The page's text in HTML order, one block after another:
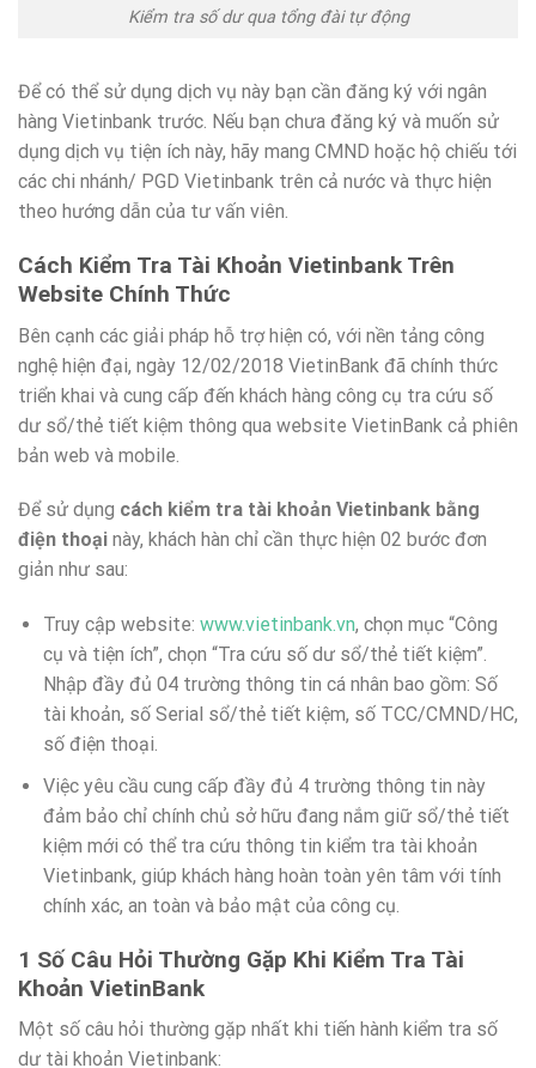
Kiểm tra số dư qua tổng đài tự động
Để có thể sử dụng dịch vụ này bạn cần đăng ký với ngân
hàng Vietinbank trước. Nếu bạn chưa đăng ký và muốn sử
dụng dịch vụ tiện ích này, hãy mang CMND hoặc hộ chiếu tới
các chi nhánh/ PGD Vietinbank trên cả nước và thực hiện
theo hướng dẫn của tư vấn viên.
Cách Kiểm Tra Tài Khoản Vietinbank Trên
Website Chính Thức
Bên cạnh các giải pháp hỗ trợ hiện có, với nền tảng công
nghệ hiện đại, ngày 12/02/2018 VietinBank đã chính thức
triển khai và cung cấp đến khách hàng công cụ tra cứu số
dư sổ/thẻ tiết kiệm thông qua website VietinBank cả phiên
bản web và mobile.
Để sử dụng cách kiểm tra tài khoản Vietinbank bằng
điện thoại này, khách hàn chỉ cần thực hiện 02 bước đơn
giản như sau:
Truy cập website: www.vietinbank.vn, chọn mục “Công
cụ và tiện ích”, chọn “Tra cứu số dư sổ/thẻ tiết kiệm”.
Nhập đầy đủ 04 trường thông tin cá nhân bao gồm: Số
tài khoản, số Serial sổ/thẻ tiết kiệm, số TCC/CMND/HC,
số điện thoại.
Việc yêu cầu cung cấp đầy đủ 4 trường thông tin này
đảm bảo chỉ chính chủ sở hữu đang nắm giữ sổ/thẻ tiết
kiệm mới có thể tra cứu thông tin kiểm tra tài khoản
Vietinbank, giúp khách hàng hoàn toàn yên tâm với tính
chính xác, an toàn và bảo mật của công cụ.
1 Số Câu Hỏi Thường Gặp Khi Kiểm Tra Tài
Khoản VietinBank
Một số câu hỏi thường gặp nhất khi tiến hành kiểm tra số
dư tài khoản Vietinbank: